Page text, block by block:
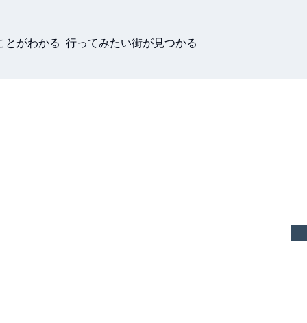
とがわかる 行ってみたい街が見つかる